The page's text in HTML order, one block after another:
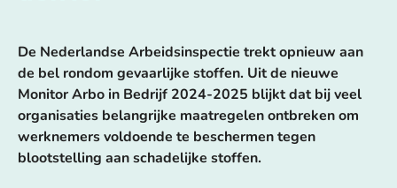
De Nederlandse Arbeidsinspectie trekt opnieuw aan
de bel rondom gevaarlijke stoffen. Uit de nieuwe
Monitor Arbo in Bedrijf 2024-2025 blijkt dat bij veel
organisaties belangrijke maatregelen ontbreken om
werknemers voldoende te beschermen tegen
blootstelling aan schadelijke stoffen.